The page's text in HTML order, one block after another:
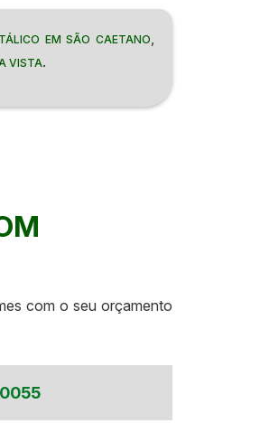
EM SÃO CAETANO,
VISTA.
com o seu orçamento